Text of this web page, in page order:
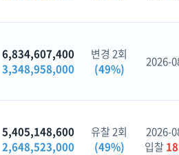
6,834,607,400
3,348,958,000
변경 2회
(49%)
2026-
5,405,148,600
2,648,523,000
유찰 2회
(49%)
2026-
입찰18